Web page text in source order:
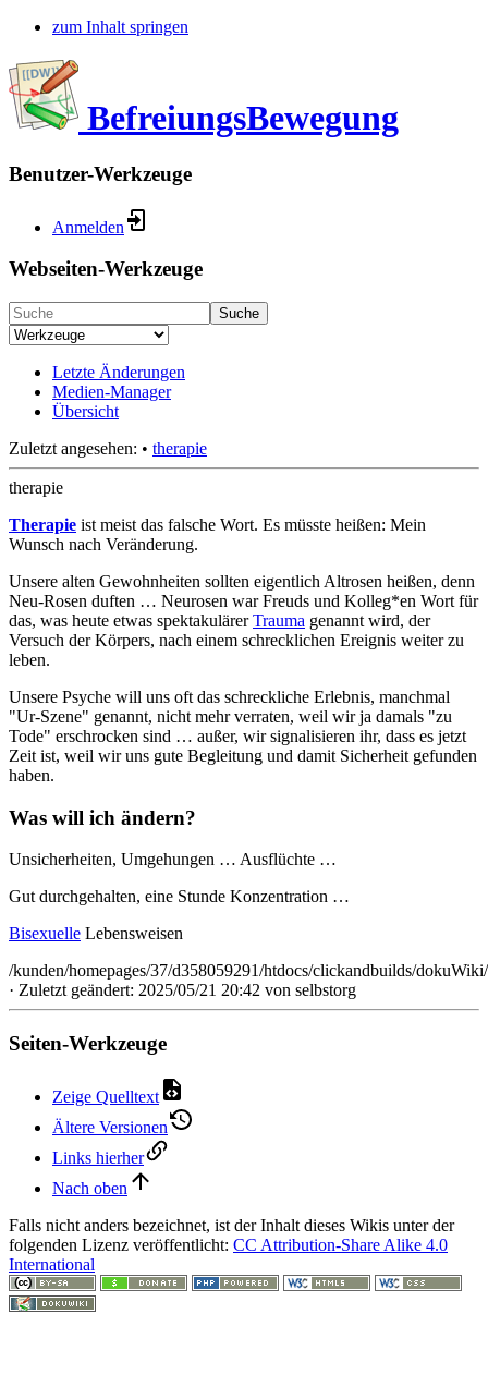
zum Inhalt springen
BefreiungsBewegung
Benutzer-Werkzeuge
Anmelden
Webseiten-Werkzeuge
Suche
Letzte Änderungen
Medien-Manager
Übersicht
Zuletzt angesehen: • therapie
therapie
Therapie ist meist das falsche Wort. Es müsste heißen: Mein
Wunsch nach Veränderung.
Unsere alten Gewohnheiten sollten eigentlich Altrosen heißen, denn
Neu-Rosen duften … Neurosen war Freuds und Kolleg*en Wort für
das, was heute etwas spektakulärerTrauma genannt wird, der
Versuch der Körpers, nach einem schrecklichen Ereignis weiter zu
leben.
Unsere Psyche will uns oft das schreckliche Erlebnis, manchmal
"Ur-Szene" genannt, nicht mehr verraten, weil wir ja damals "zu
Tode" erschrocken sind … außer, wir signalisieren ihr, dass es jetzt
Zeit ist, weil wir uns gute Begleitung und damit Sicherheit gefunden
haben.
Was will ich ändern?
Unsicherheiten, Umgehungen … Ausflüchte …
Gut durchgehalten, eine Stunde Konzentration …
Bisexuelle Lebensweisen
/kunden/homepages/37/d358059291/htdocs/clickandbuilds/
· Zuletzt geändert: 2025/05/21 20:42 von selbstorg
Seiten-Werkzeuge
Zeige Quelltext
Ältere Versionen
Links hierher
Nach oben
Falls nicht anders bezeichnet, ist der Inhalt dieses Wikis unter der
folgenden Lizenz veröffentlicht: CC Attribution-Share Alike 4.0
International